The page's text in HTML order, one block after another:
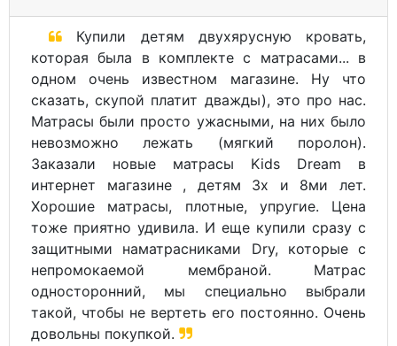
Купили детям двухярусную кровать,
которая была в комплекте с матрасами... в
одном очень известном магазине. Ну что
сказать, скупой платит дважды), это про нас.
Матрасы были просто ужасными, на них было
невозможно лежать (мягкий поролон).
Заказали новые матрасы Kids Dream в
интернет магазине , детям 3х и 8ми лет.
Хорошие матрасы, плотные, упругие. Цена
тоже приятно удивила. И еще купили сразу с
защитными наматрасниками Dry, которые с
непромокаемой мембраной. Матрас
односторонний, мы специально выбрали
такой, чтобы не вертеть его постоянно. Очень
довольны покупкой.